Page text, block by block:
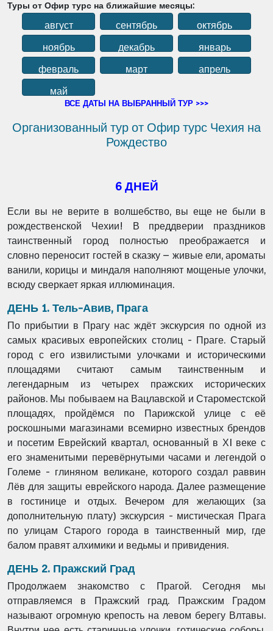
Туры от Офир турс на ближайшие месяцы:
август сентябрь
октябрь
ноябрь
декабрь
январь
февраль
март
апрель
май
ВСЕ ДАТЫ НА ВЫБРАННЫЙ ТУР >>>
Организованный тур от Офир турс Чехия на
Рождество
6 ДНЕЙ
Если вы не верите в волшебство, вы еще не были в
рождественской Чехии! В преддверии праздников
таинственный город полностью преображается и
словно переносит гостей в сказку – живые ели, ароматы
ванили, корицы и миндаля наполняют мощеные улочки,
всюду сверкает яркая иллюминация.
ДЕНЬ 1. Тель-Авив, Прага
По прибытии в Прагу нас ждёт экскурсия по одной из
самых красивых европейских столиц - Праге. Старый
город с его извилистыми улочками и историческими
площадями считают самым таинственным и
легендарным из четырех пражских исторических
районов. Мы побываем на Вацлавской и Староместской
площадях, пройдёмся по Парижской улице с её
роскошными магазинами всемирно известных брендов
и посетим Еврейский квартал, основанный в ХI веке с
его знаменитыми перевёрнутыми часами и легендой о
Големе - глиняном великане, которого создал раввин
Лёв для защиты еврейского народа. Далее размещение
в гостинице и отдых. Вечером для желающих (за
дополнительную плату) экскурсия - мистическая Прага
по улицам Старого города в таинственный мир, где
балом правят алхимики и ведьмы и привидения.
ДЕНЬ 2. Пражский Град
Продолжаем знакомство с Прагой. Сегодня мы
отправляемся в Пражский град. Пражским Градом
называют огромную крепость на левом берегу Влтавы.